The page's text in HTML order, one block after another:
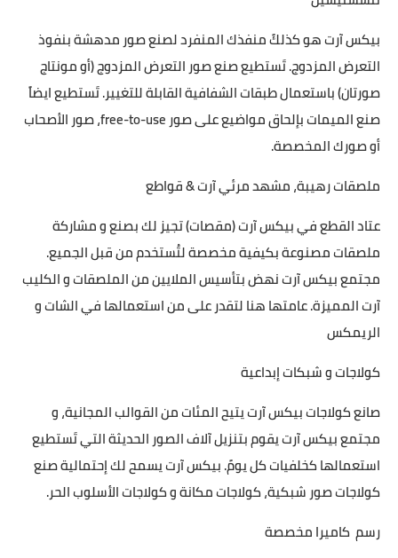
بيكس آرت هو كذلكً منفذك المنفرد لصنع صور مدهشة بنفوذ
التعرض المزدوج. تَستطيع صنع صور التعرض المزدوج (أو مونتاج
صورتان) باستعمال طبقات الشفافية القابلة للتغيير. تَستطيع ايضاً
صنع الميمات بإلحاق مواضيع على صور free-to-use، صور الأصحاب
أو صورك المخصصة.
ملصقات رهيبة، مشهد مرئي آرت & قواطع
عتاد القطع في بيكس آرت (مقصات) تجيز لك بصنع و مشاركة
ملصقات مصنوعة بكيفية مخصصة لتُستخدم من قبل الجميع.
مجتمع بيكس آرت نهض بتأسيس الملايين من الملصقات و الكليب
آرت المميزة. عامتها هنا لتقدر على من استعمالها في الشات و
الريمكس
كولاجات و شبكات إبداعية
صانع كولاجات بيكس آرت يتيح المئات من القوالب المجانية، و
مجتمع بيكس آرت يقوم بتنزيل آلاف الصور الحديثة التي تَستطيع
استعمالها كخلفيات كل يومً. بيكس آرت يسمح لك إحتمالية صنع
كولاجات صور شبكية، كولاجات مكانة و كولاجات الأسلوب الحر.
رسم كاميرا مخصصة